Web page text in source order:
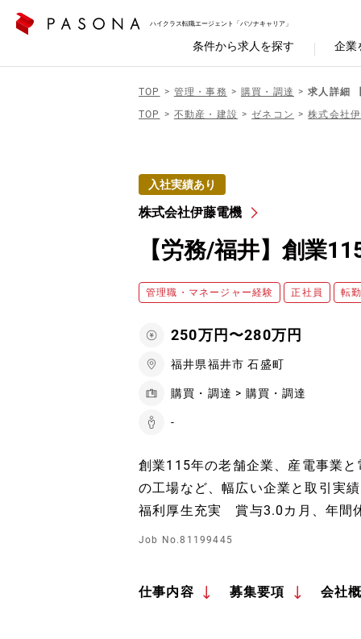
ハイクラス転職エージェント「パソナキャリア」
条件から求人を探す 企業
TOP 管理・事務 購買・調達
求人詳細
TOP
不動産・建設 ゼネコン 株式会社
入社実績あり
株式会社伊藤電機
【労務/福井】創業
管理職・マネージャー経験 正社員 転
250万円〜280万円
福井県福井市 石盛町
購買・調達 > 購買・調達
-
創業115年の老舗企業、産電事業
の工場など、幅広い企業と取引実
福利厚生充実 賞与3.0カ月、年間
Job No.81199445
仕事内容 募集要項 会社